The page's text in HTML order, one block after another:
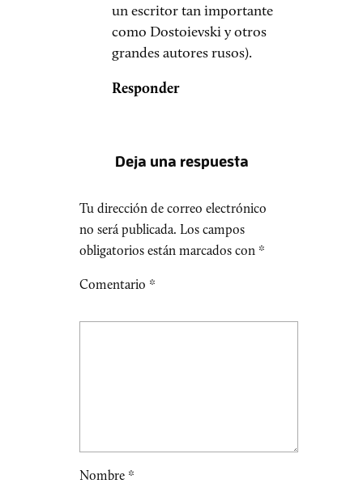
un escritor tan importante
como Dostoievski y otros
grandes autores rusos).
Responder
Deja una respuesta
Tu dirección de correo electrónico
no será publicada. Los campos
obligatorios están marcados con *
Comentario *
Nombre *